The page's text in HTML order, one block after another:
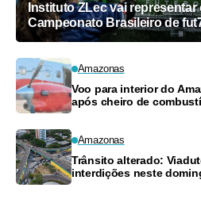
Instituto ZLec vai representar
Campeonato Brasileiro de
Amazonas
Voo para interior do
após cheiro de
Amazonas
Trânsito alterado:
interdições neste